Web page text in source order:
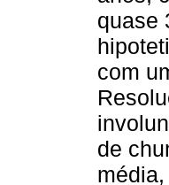
quase
com
de